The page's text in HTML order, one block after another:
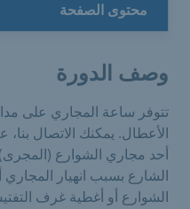
محتوى الصفحة
وصف الدورة
تتوفر ساعة المجاري على
الأعطال. يمكنك الاتصال
أحد مجاري الشوارع
الشارع بسبب انهيار
الشوارع أو أغطية غرف